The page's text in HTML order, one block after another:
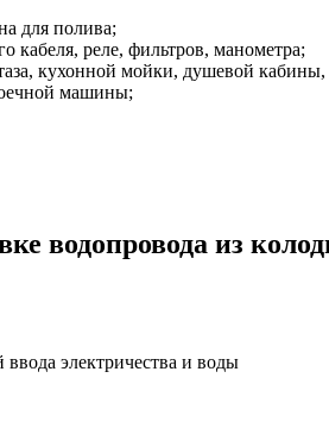
для полива;
кабеля, реле, фильтров, манометра;
кухонной мойки, душевой кабины,
машины;
водопровода из
электричества и воды